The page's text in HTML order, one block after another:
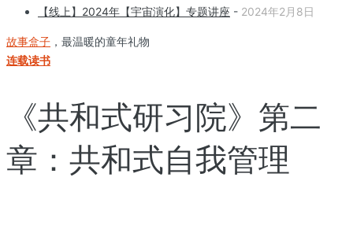
【线上】2024年【宇宙演化】专题讲座 - 2024年2月8日
故事盒子 ，最温暖的童年礼物
连载读书
《共和式研习院》第二
章：共和式自我管理